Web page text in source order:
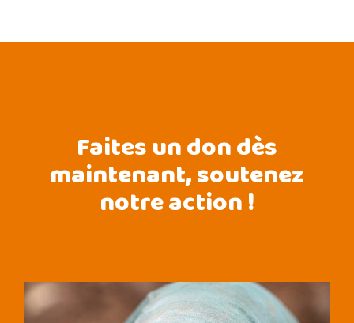
Faites un don dès
maintenant, soutenez
notre action !